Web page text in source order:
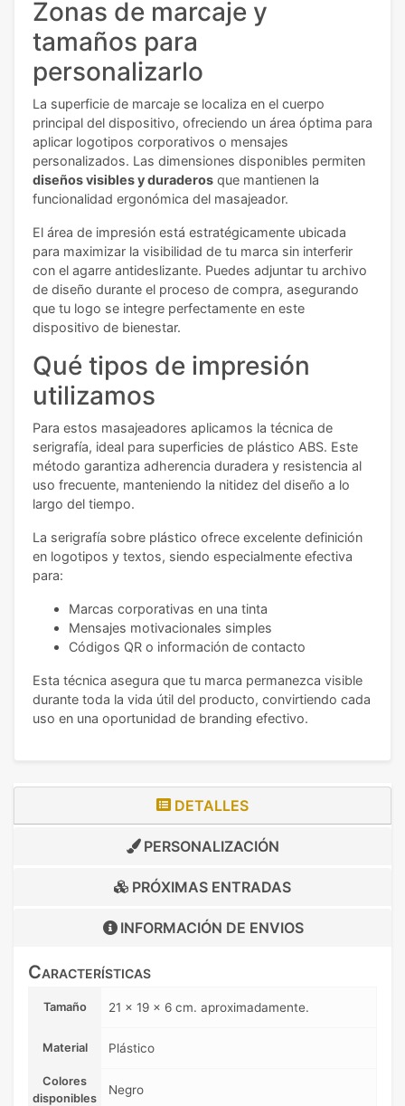
Zonas de marcaje y
tamaños para
personalizarlo
La superficie de marcaje se localiza en el cuerpo
principal del dispositivo, ofreciendo un área óptima para
aplicar logotipos corporativos o mensajes
personalizados. Las dimensiones disponibles permiten
diseños visibles y duraderos que mantienen la
funcionalidad ergonómica del masajeador.
El área de impresión está estratégicamente ubicada
para maximizar la visibilidad de tu marca sin interferir
con el agarre antideslizante. Puedes adjuntar tu archivo
de diseño durante el proceso de compra, asegurando
que tu logo se integre perfectamente en este
dispositivo de bienestar.
Qué tipos de impresión
utilizamos
Para estos masajeadores aplicamos la técnica de
serigrafía, ideal para superficies de plástico ABS. Este
método garantiza adherencia duradera y resistencia al
uso frecuente, manteniendo la nitidez del diseño a lo
largo del tiempo.
La serigrafía sobre plástico ofrece excelente definición
en logotipos y textos, siendo especialmente efectiva
para:
Marcas corporativas en una tinta
Mensajes motivacionales simples
Códigos QR o información de contacto
Esta técnica asegura que tu marca permanezca visible
durante toda la vida útil del producto, convirtiendo cada
uso en una oportunidad de branding efectivo.
DETALLES
PERSONALIZACIÓN
PRÓXIMAS ENTRADAS
INFORMACIÓN DE ENVIOS
Características
Tamaño 21 x 19 x 6 cm. aproximadamente.
Material Plástico
Colores
disponibles
Negro